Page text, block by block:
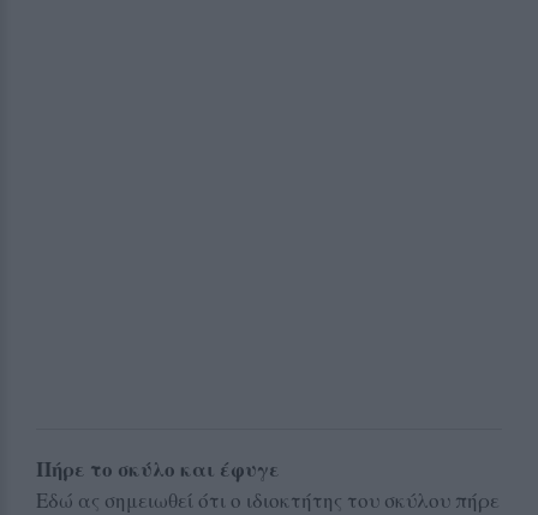
Πήρε το σκύλο και έφυγε
Εδώ ας σημειωθεί ότι ο ιδιοκτήτης του σκύλου πήρε